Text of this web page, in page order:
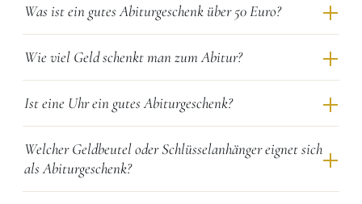
Was ist ein gutes Abiturgeschenk über 50 Euro?
Wie viel Geld schenkt man zum Abitur?
Ist eine Uhr ein gutes Abiturgeschenk?
Welcher Geldbeutel oder Schlüsselanhänger eignet sich
als Abiturgeschenk?